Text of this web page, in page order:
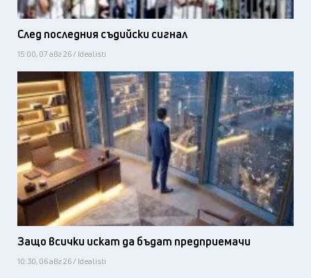
След последния съдийски сигнал
15:00, 07 авг 26 / Idealisti
Защо всички искат да бъдат предприемачи
10:30, 06 авг 26 / Idealisti